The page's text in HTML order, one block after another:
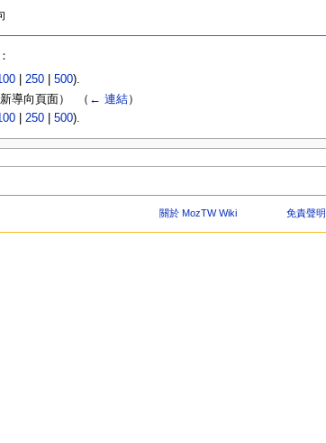
| 250| 500).
導向頁面） （ ← 連結）
| 250| 500).
關於 MozTW Wiki 免責聲明